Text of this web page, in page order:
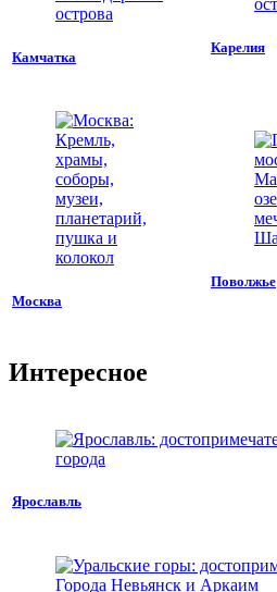
Камчатка
Карелия
Москва
Поволжье
Интересное
Ярославль